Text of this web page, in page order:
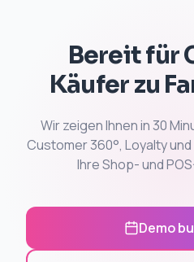
Bereit für
Käufer zu
Wir zeigen Ihnen in 30
Customer 360°, Loyalty
Ihre Shop- und
Demo